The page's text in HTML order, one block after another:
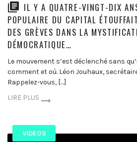
IL Y A QUATRE-VINGT-DIX
POPULAIRE DU CAPITAL
DES GRÈVES DANS LA
DÉMOCRATIQUE…
Le mouvement s’est déclenché sans
comment et où. Léon Jouhaux,
Rappelez-vous, […]
LIRE PLUS
VIDEOS